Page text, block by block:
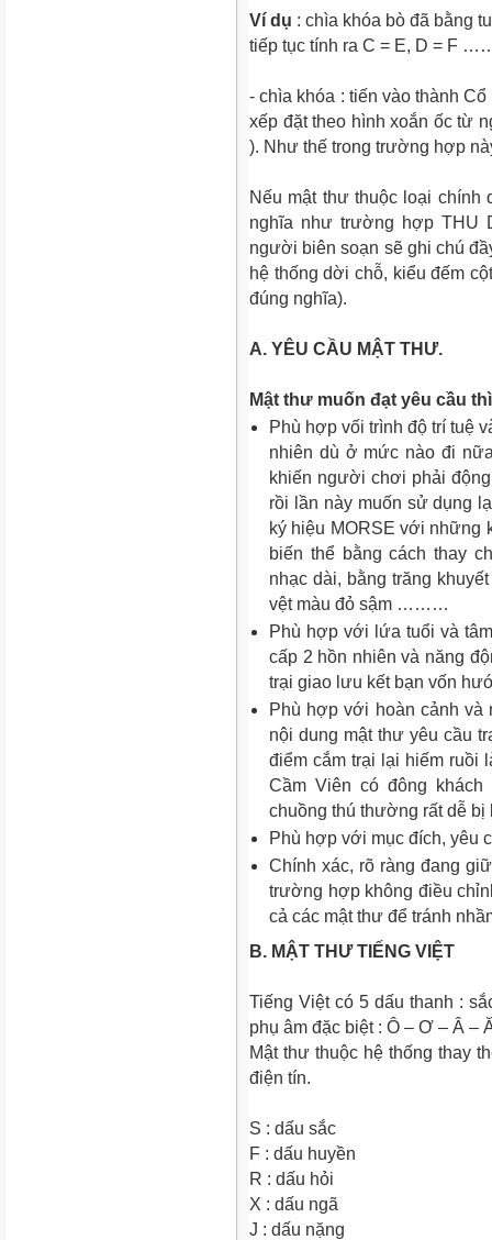
Ví dụ : chìa khóa bò đã bằng
tiếp tục tính ra C = E, D = F
- chìa khóa : tiến vào thành
xếp đặt theo hình xoắn ốc từ
). Như thế trong trường hợp
Nếu mật thư thuộc loại chính
nghĩa như trường hợp THU
người biên soạn sẽ ghi chú
hệ thống dời chỗ, kiểu đếm
đúng nghĩa).
A. YÊU CẦU MẬT THƯ.
Mật thư muốn đạt yêu cầu
Phù hợp vối trình độ trí tuệ
nhiên dù ở mức nào đi
khiến người chơi phải
rồi lần này muốn sử dụng
ký hiệu MORSE với những
biến thể bằng cách thay
nhạc dài, bằng trăng
vệt màu đỏ sậm ………
Phù hợp với lứa tuổi và
cấp 2 hồn nhiên và năng
trại giao lưu kết bạn vốn
Phù hợp với hoàn cảnh
nội dung mật thư yêu cầu
điểm cắm trại lại hiếm ruồi
Cầm Viên có đông
chuồng thú thường rất dễ bị
Phù hợp với mục đích, yêu
Chính xác, rõ ràng đang
trường hợp không điều
cả các mật thư để tránh
B. MẬT THƯ TIẾNG VIỆT
Tiếng Việt có 5 dấu thanh :
phụ âm đặc biệt : Ô – Ơ – Â –
Mật thư thuộc hệ thống thay
điện tín.
S : dấu sắc
F : dấu huyền
R : dấu hỏi
X : dấu ngã
J : dấu nặng